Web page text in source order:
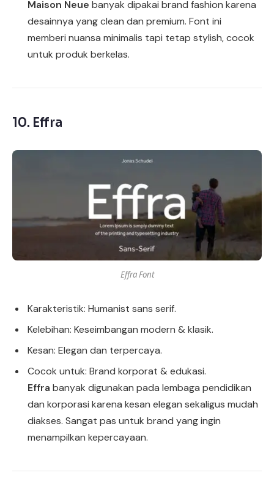
Maison Neue banyak dipakai brand fashion karena
desainnya yang clean dan premium. Font ini
memberi nuansa minimalis tapi tetap stylish, cocok
untuk produk berkelas.
10. Effra
Effra Font
Karakteristik: Humanist sans serif.
Kelebihan: Keseimbangan modern & klasik.
Kesan: Elegan dan terpercaya.
Cocok untuk: Brand korporat & edukasi.
Effra banyak digunakan pada lembaga pendidikan
dan korporasi karena kesan elegan sekaligus mudah
diakses. Sangat pas untuk brand yang ingin
menampilkan kepercayaan.